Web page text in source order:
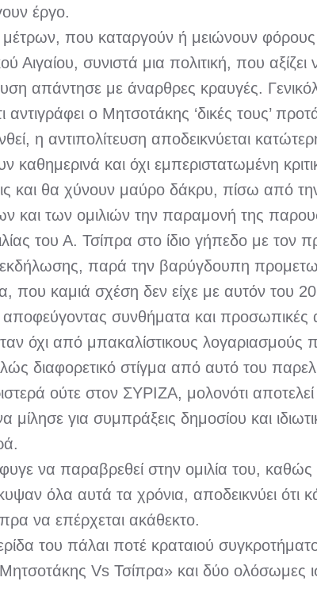
έργο.
μέτρων, που καταργούν ή μειώνουν
Αιγαίου, συνιστά μια πολιτική, που αξίζει
απάντησε με άναρθρες κραυγές.
αντιγράφει ο Μητσοτάκης ‘δικές τους’
η αντιπολίτευση αποδεικνύεται
και όχι εμπεριστατωμένη
και θα χύνουν μαύρο δάκρυ, πίσω από
και των ομιλιών την παραμονή της
του Α. Τσίπρα στο ίδιο γήπεδο με τον
παρά την βαρύγδουπη
που καμιά σχέση δεν είχε με αυτόν του
συνθήματα και προσωπικές
όχι από μπακαλίστικους λογαριασμούς
διαφορετικό στίγμα από αυτό του
ούτε στον ΣΥΡΙΖΑ, μολονότι
για συμπράξεις δημοσίου και
να παραβρεθεί στην ομιλία του, καθώς
όλα αυτά τα χρόνια, αποδεικνύει ότι
να επέρχεται ακάθεκτο.
του πάλαι ποτέ κραταιού
Vs Τσίπρα» και δύο ολόσωμες